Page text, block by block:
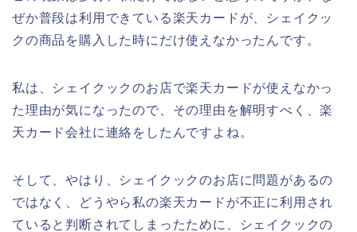
ぜか普段は利用できている楽天カードが、シェイクッ
クの商品を購入した時にだけ使えなかったんです。
私は、シェイクックのお店で楽天カードが使えなかっ
た理由が気になったので、その理由を解明すべく、楽
天カード会社に連絡をしたんですよね。
そして、やはり、シェイクックのお店に問題があるの
ではなく、どうやら私の楽天カードが不正に利用され
ていると判断されてしまったために、シェイクックの